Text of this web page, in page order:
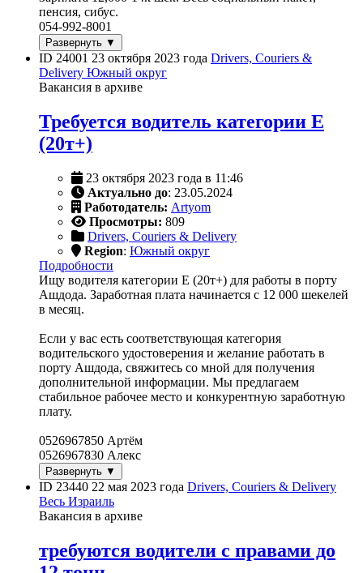
пенсия, сибус.
054-992-8001
Развернуть ▼
ID 24001 23 октября 2023 года Drivers, Couriers &
Delivery Южный округ
Вакансия в архиве
Требуется водитель категории E
(20т+)
23 октября 2023 года в 11:46
Актуально до: 23.05.2024
Работодатель: Artyom
Просмотры: 809
Drivers, Couriers & Delivery
Region: Южный округ
Подробности
Ищу водителя категории E (20т+) для работы в порту
Ашдода. Заработная плата начинается с 12 000 шекелей
в месяц.
Если у вас есть соответствующая категория
водительского удостоверения и желание работать в
порту Ашдода, свяжитесь со мной для получения
дополнительной информации. Мы предлагаем
стабильное рабочее место и конкурентную заработную
плату.
0526967850 Артём
0526967830 Алекс
Развернуть ▼
ID 23440 22 мая 2023 года Drivers, Couriers & Delivery
Весь Израиль
Вакансия в архиве
требуются водители с правами до